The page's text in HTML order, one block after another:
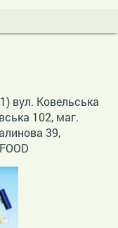
вул. Ковельська
102, маг.
39,